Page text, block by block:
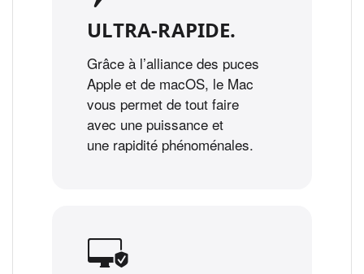
ULTRA‑RAPIDE.
Grâce à l’alliance des puces
Apple et de macOS, le Mac
vous permet de tout faire
avec une puissance et
une rapidité phénoménales.